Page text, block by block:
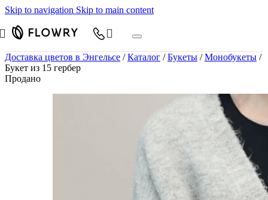
Skip to navigation Skip to main content
Доставка цветов в Энгельсе / Каталог / Букеты / Монобукеты /
Букет из 15 гербер
Продано